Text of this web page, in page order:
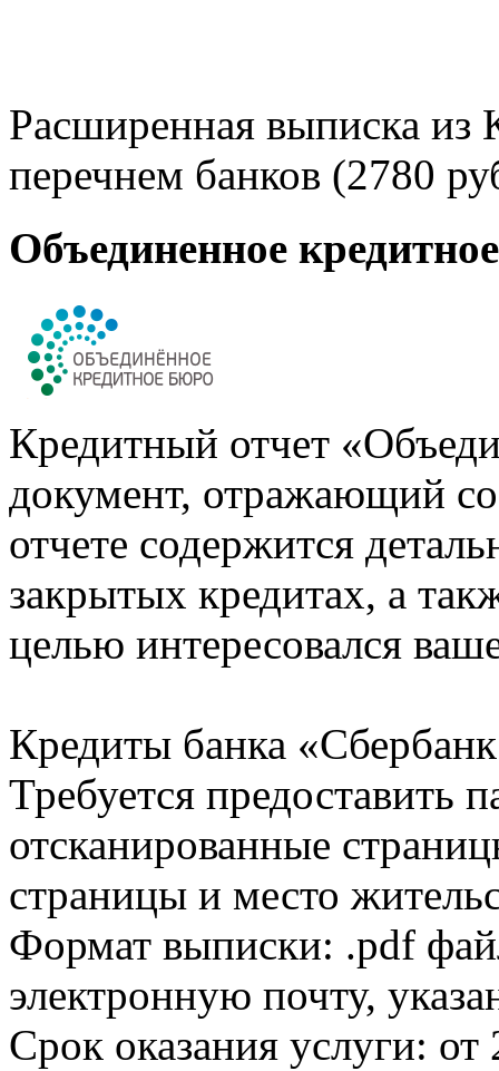
Расширенная выписка из
перечнем банков (2780
Объединенное
Кредитный отчет
документ, отражающий
отчете содержится
закрытых кредитах, а
целью интересовался
Кредиты банка
Требуется предоставить
отсканированные
страницы и место
Формат выписки: .pdf
электронную почту,
Срок оказания услуги: от